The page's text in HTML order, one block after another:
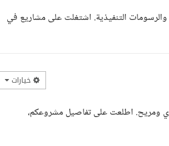
الداخلي والخارجي والرسومات التنفيذية. اشتغلت على مشاريع في
خيارات
ومريح. اطلعت على تفاصيل مشروعكم،